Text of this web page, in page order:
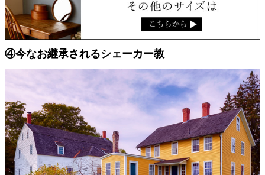
④今なお継承されるシェーカー教